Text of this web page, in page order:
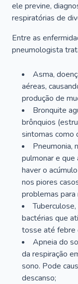
ele previne,
respiratórias de
Entre as
pneumologista
Asma,
aéreas,
produção de
Bronquite
brônquios
sintomas como
Pneumonia,
pulmonar e que
haver o
nos piores
problemas para
bactérias que
tosse até febre
Apneia do
da respiração
sono. Pode
descanso;